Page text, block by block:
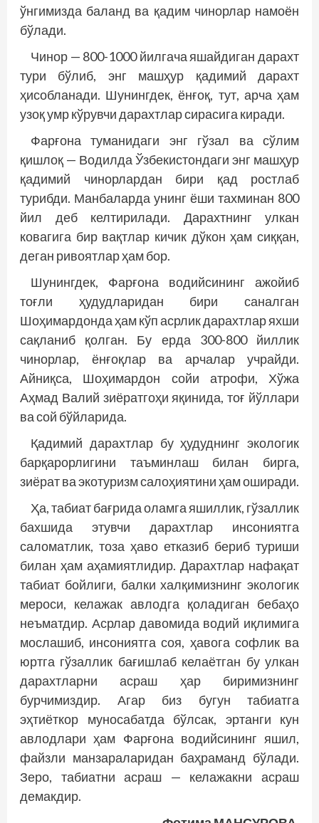
ўнгимизда баланд ва қадим чинорлар намоён
бўлади.
Чинор — 800-1000 йилгача яшайдиган дарахт
тури бўлиб, энг машҳур қадимий дарахт
ҳисобланади. Шунингдек, ёнғоқ, тут, арча ҳам
узоқ умр кўрувчи дарахтлар сирасига киради.
Фарғона туманидаги энг гўзал ва сўлим
қишлоқ — Водилда Ўзбекистондаги энг машҳур
қадимий чинорлардан бири қад ростлаб
турибди. Манбаларда унинг ёши тахминан 800
йил деб келтирилади. Дарахтнинг улкан
ковагига бир вақтлар кичик дўкон ҳам сиққан,
деган ривоятлар ҳам бор.
Шунингдек, Фарғона водийсининг ажойиб
тоғли ҳудудларидан бири саналган
Шоҳимардонда ҳам кўп асрлик дарахтлар яхши
сақланиб қолган. Бу ерда 300-800 йиллик
чинорлар, ёнғоқлар ва арчалар учрайди.
Айниқса, Шоҳимардон сойи атрофи, Хўжа
Аҳмад Валий зиёратгоҳи яқинида, тоғ йўллари
ва сой бўйларида.
Қадимий дарахтлар бу ҳудуднинг экологик
барқарорлигини таъминлаш билан бирга,
зиёрат ва экотуризм салоҳиятини ҳам оширади.
Ҳа, табиат бағрида оламга яшиллик, гўзаллик
бахшида этувчи дарахтлар инсониятга
саломатлик, тоза ҳаво етказиб бериб туриши
билан ҳам аҳамиятлидир. Дарахтлар нафақат
табиат бойлиги, балки халқимизнинг экологик
мероси, келажак авлодга қоладиган бебаҳо
неъматдир. Асрлар давомида водий иқлимига
мослашиб, инсониятга соя, ҳавога софлик ва
юртга гўзаллик бағишлаб келаётган бу улкан
дарахтларни асраш ҳар биримизнинг
бурчимиздир. Агар биз бугун табиатга
эҳтиёткор муносабатда бўлсак, эртанги кун
авлодлари ҳам Фарғона водийсининг яшил,
файзли манзараларидан баҳраманд бўлади.
Зеро, табиатни асраш — келажакни асраш
демакдир.